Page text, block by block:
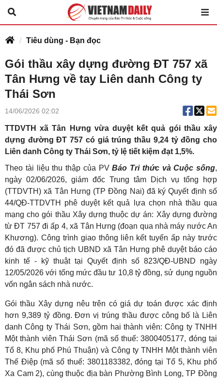
Tiêu dùng - Bạn đọc
Gói thầu xây dựng đường ĐT 757 xã
Tân Hưng về tay Liên danh Công ty
Thái Sơn
14/06/2026 02:02
TTDVTH xã Tân Hưng vừa duyệt kết quả gói thầu xây
dựng đường ĐT 757 có giá trúng thầu 9,24 tỷ đồng cho
Liên danh Công ty Thái Sơn, tỷ lệ tiết kiệm đạt 1,5%.
Theo tài liệu thu thập của PVBáo Tri thức và Cuộc sống,
ngày 02/06/2026, giám đốc Trung tâm Dịch vụ tổng hợp
(TTDVTH) xã Tân Hưng (TP Đồng Nai) đã ký Quyết định số
44/QĐ-TTDVTH phê duyệt kết quả lựa chọn nhà thầu qua
mạng cho gói thầu Xây dựng thuộc dự án: Xây dựng đường
từ ĐT 757 đi ấp 4, xã Tân Hưng (đoạn qua nhà máy nước An
Khương). Công trình giao thông liên kết tuyến ấp này trước
đó đã được chủ tịch UBND xã Tân Hưng phê duyệt báo cáo
kinh tế - kỹ thuật tại Quyết định số 823/QĐ-UBND ngày
12/05/2026 với tổng mức đầu tư 10,8 tỷ đồng, sử dụng nguồn
vốn ngân sách nhà nước.
Gói thầu Xây dựng nêu trên có giá dự toán được xác định
hơn 9,389 tỷ đồng. Đơn vị trúng thầu được công bố là Liên
danh Công ty Thái Sơn, gồm hai thành viên: Công ty TNHH
Một thành viên Thái Sơn (mã số thuế: 3800405177, đóng tại
Tổ 8, Khu phố Phú Thuận) và Công ty TNHH Một thành viên
Thế Điệp (mã số thuế: 3801183382, đóng tại Tổ 5, Khu phố
Xa Cam 2), cùng thuộc địa bàn Phường Bình Long, TP Đồng